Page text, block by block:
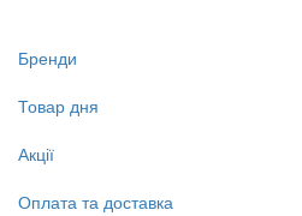
Бренди
Товар дня
Акції
Оплата та доставка